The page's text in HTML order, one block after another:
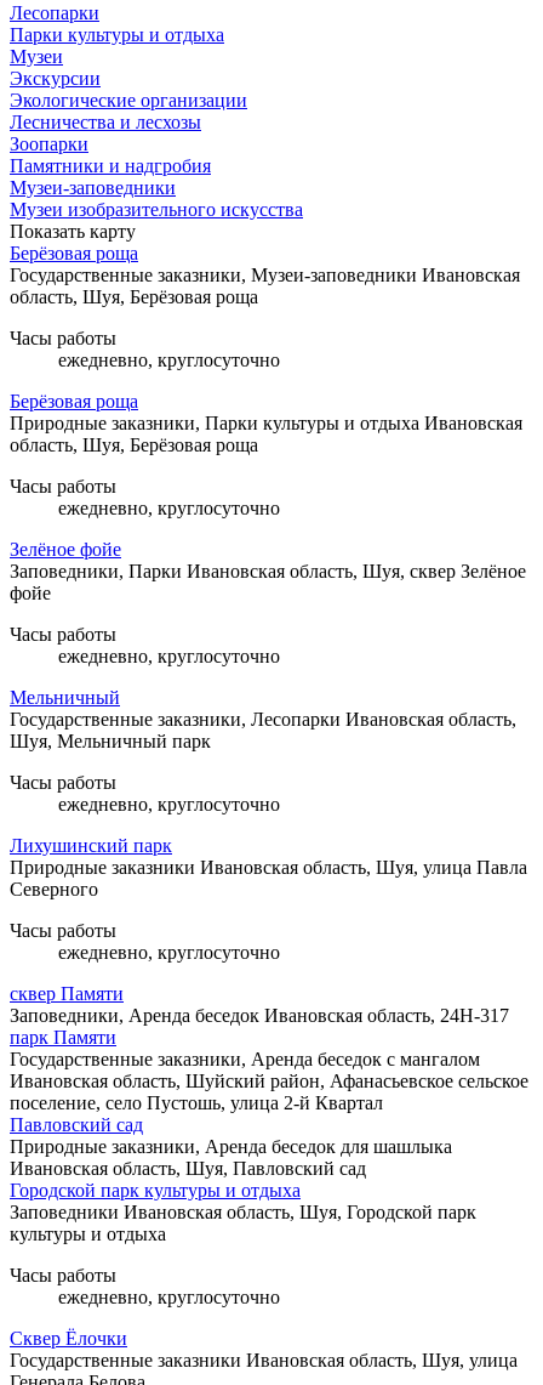
Лесопарки
Парки культуры и отдыха
Музеи
Экскурсии
Экологические организации
Лесничества и лесхозы
Зоопарки
Памятники и надгробия
Музеи-заповедники
Музеи изобразительного искусства
Показать карту
Берёзовая роща
Государственные заказники, Музеи-заповедники Ивановская
область, Шуя, Берёзовая роща
Часы работы
ежедневно, круглосуточно
Берёзовая роща
Природные заказники, Парки культуры и отдыха Ивановская
область, Шуя, Берёзовая роща
Часы работы
ежедневно, круглосуточно
Зелёное фойе
Заповедники, Парки Ивановская область, Шуя, сквер Зелёное
фойе
Часы работы
ежедневно, круглосуточно
Мельничный
Государственные заказники, Лесопарки Ивановская область,
Шуя, Мельничный парк
Часы работы
ежедневно, круглосуточно
Лихушинский парк
Природные заказники Ивановская область, Шуя, улица Павла
Северного
Часы работы
ежедневно, круглосуточно
сквер Памяти
Заповедники, Аренда беседок Ивановская область, 24Н-317
парк Памяти
Государственные заказники, Аренда беседок с мангалом
Ивановская область, Шуйский район, Афанасьевское сельское
поселение, село Пустошь, улица 2-й Квартал
Павловский сад
Природные заказники, Аренда беседок для шашлыка
Ивановская область, Шуя, Павловский сад
Городской парк культуры и отдыха
Заповедники Ивановская область, Шуя, Городской парк
культуры и отдыха
Часы работы
ежедневно, круглосуточно
Сквер Ёлочки
Государственные заказники Ивановская область, Шуя, улица